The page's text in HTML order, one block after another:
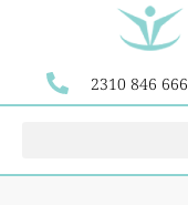
2310 846 666